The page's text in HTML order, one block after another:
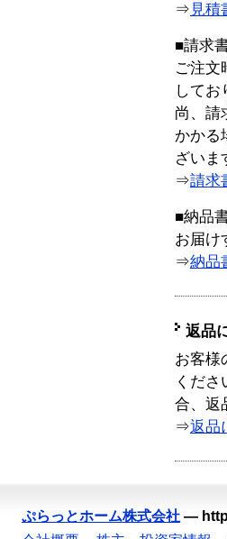
⇒ 見積
■請求
ご注文
してお
尚、請
かかる
ざいま
⇒請求
■納品
お届け
⇒納品
返品
お客様
くだ
合、返
⇒返品
ぷらっとホーム株式会社 —